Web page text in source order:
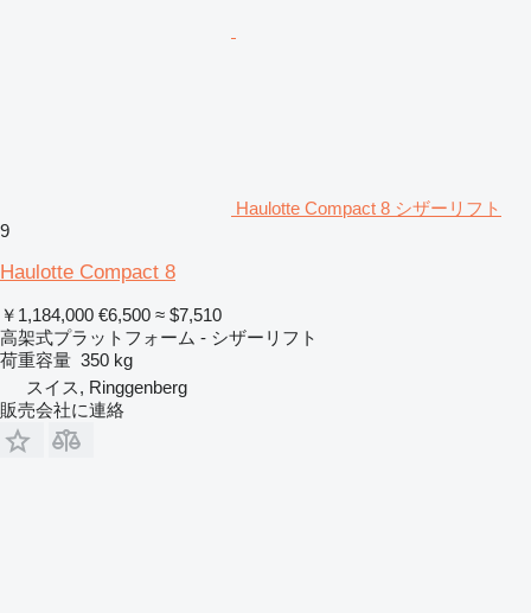
Haulotte Compact 8 シザーリフト
9
Haulotte Compact 8
￥1,184,000 €6,500 ≈ $7,510
高架式プラットフォーム - シザーリフト
荷重容量 350 kg
スイス, Ringgenberg
販売会社に連絡